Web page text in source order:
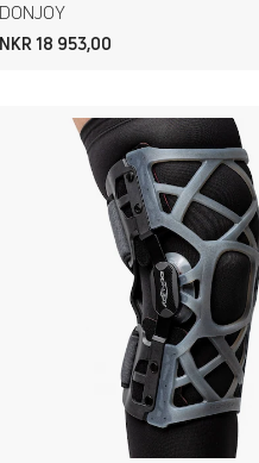
DONJOY
NKR 18 953,00